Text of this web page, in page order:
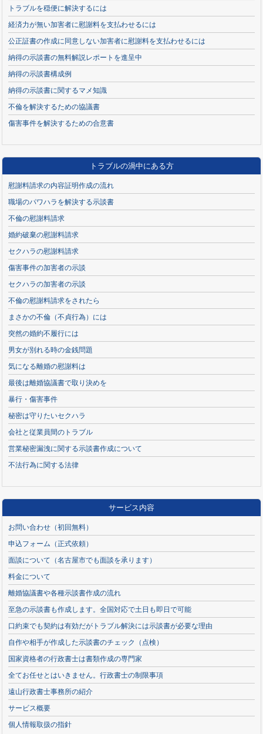
トラブルを穏便に解決するには
経済力が無い加害者に慰謝料を支払わせるには
公正証書の作成に同意しない加害者に慰謝料を支払わせるには
納得の示談書の無料解説レポートを進呈中
納得の示談書構成例
納得の示談書に関するマメ知識
不倫を解決するための協議書
傷害事件を解決するための合意書
トラブルの渦中にある方
慰謝料請求の内容証明作成の流れ
職場のパワハラを解決する示談書
不倫の慰謝料請求
婚約破棄の慰謝料請求
セクハラの慰謝料請求
傷害事件の加害者の示談
セクハラの加害者の示談
不倫の慰謝料請求をされたら
まさかの不倫（不貞行為）には
突然の婚約不履行には
男女が別れる時の金銭問題
気になる離婚の慰謝料は
最後は離婚協議書で取り決めを
暴行・傷害事件
秘密は守りたいセクハラ
会社と従業員間のトラブル
営業秘密漏洩に関する示談書作成について
不法行為に関する法律
サービス内容
お問い合わせ（初回無料）
申込フォーム（正式依頼）
面談について（名古屋市でも面談を承ります）
料金について
離婚協議書や各種示談書作成の流れ
至急の示談書も作成します。全国対応で土日も即日で可能
口約束でも契約は有効だがトラブル解決には示談書が必要な理由
自作や相手が作成した示談書のチェック（点検）
国家資格者の行政書士は書類作成の専門家
全てお任せとはいきません。行政書士の制限事項
遠山行政書士事務所の紹介
サービス概要
個人情報取扱の指針